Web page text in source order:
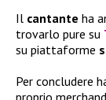
Il cantante ha
trovarlo pure su
su piattaforme
Per concludere